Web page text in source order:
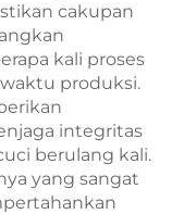
cakupan
kali proses
produksi.
integritas
berulang kali.
yang sangat